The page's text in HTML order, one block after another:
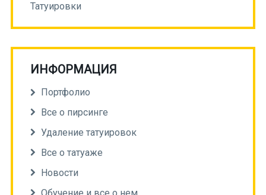
Татуировки
ИНФОРМАЦИЯ
Портфолио
Все о пирсинге
Удаление татуировок
Все о татуаже
Новости